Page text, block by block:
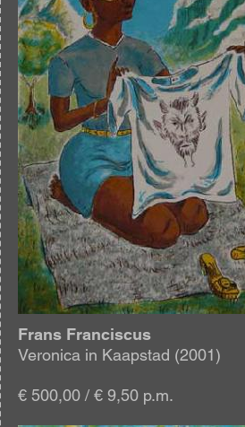
Frans Franciscus
Veronica in Kaapstad (2001)
€ 500,00 / € 9,50 p.m.